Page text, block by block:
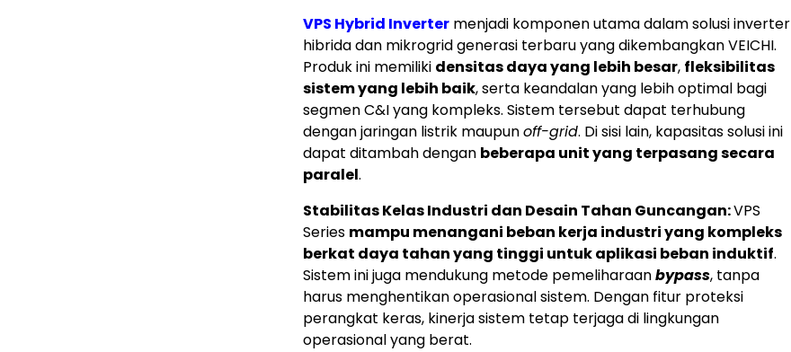
VPS Hybrid Inverter menjadi komponen utama dalam solusi inverter
hibrida dan mikrogrid generasi terbaru yang dikembangkan VEICHI.
Produk ini memiliki densitas daya yang lebih besar, fleksibilitas
sistem yang lebih baik, serta keandalan yang lebih optimal bagi
segmen C&I yang kompleks. Sistem tersebut dapat terhubung
dengan jaringan listrik maupunoff-grid. Di sisi lain, kapasitas solusi ini
dapat ditambah dengan beberapa unit yang terpasang secara
paralel.
Stabilitas Kelas Industri dan Desain Tahan Guncangan:VPS
Series mampu menangani beban kerja industri yang kompleks
berkat daya tahan yang tinggi untuk aplikasi beban induktif.
Sistem ini juga mendukung metode pemeliharaanbypass, tanpa
harus menghentikan operasional sistem. Dengan fitur proteksi
perangkat keras, kinerja sistem tetap terjaga di lingkungan
operasional yang berat.